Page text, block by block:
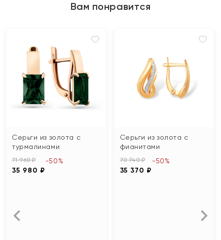
Вам понравится
Серьги из золота с
турмалинами
71 960 ₽
35 980 ₽
-50%
Серьги из золота с
фианитами
70 740 ₽
35 370 ₽
-50%